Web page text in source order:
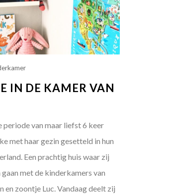
IN DE KAMER VAN
periode van maar liefst 6 keer
met haar gezin gesetteld in hun
Een prachtig huis waar zij
met de kinderkamers van
en zoontje Luc. Vandaag deelt zij